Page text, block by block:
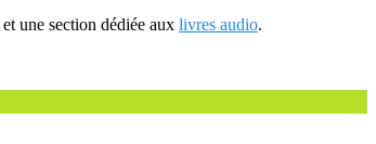
et une section dédiée aux livres audio.